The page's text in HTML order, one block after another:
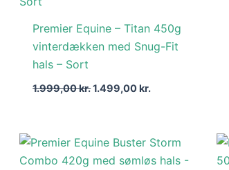
Premier Equine – Titan 450g
vinterdækken med Snug-Fit
hals – Sort
1.999,00kr.1.499,00kr.
Den
oprindelige
pris
Den
aktuelle
pris